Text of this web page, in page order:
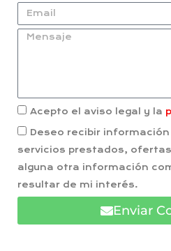
Acepto el aviso legal y la
Deseo recibir
servicios prestados,
alguna otra información
resultar de mi interés.
Enviar